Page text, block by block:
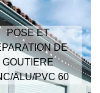
POSE ET
DE
GOUTIERE
ALU/PVC 60